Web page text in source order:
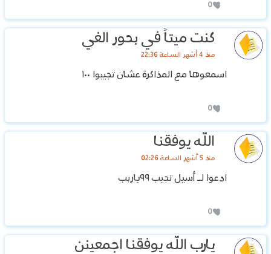
0
كنت ميتاً في بحور الغي
منذ 4 أشهر الساعة 22:36
اسمعوها مع المذاكرة عشان تجيبوا ١٠٠
0
الله يوفقنا
منذ 5 أشهر الساعة 02:26
ادعوا لـ أسيل تجيب ٩٩ياربب
0
يارب الله يوفقنا اجمعينن